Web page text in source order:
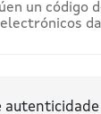
un